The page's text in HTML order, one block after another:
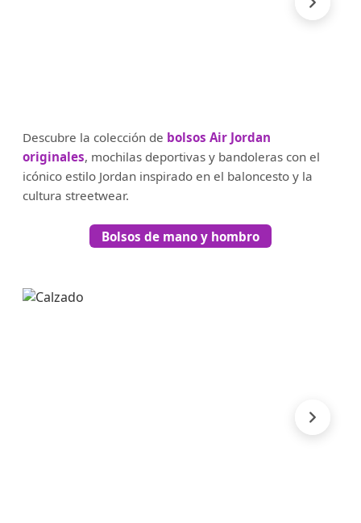
Descubre la colección de bolsos Air Jordan
originales, mochilas deportivas y bandoleras con el
icónico estilo Jordan inspirado en el baloncesto y la
cultura streetwear.
Bolsos de mano y hombro